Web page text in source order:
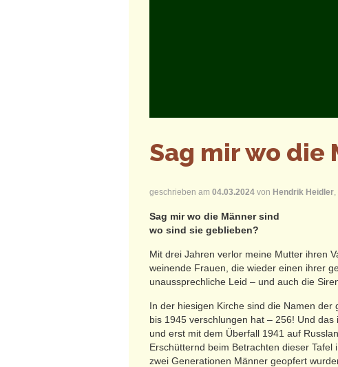
Sag mir wo die
geschrieben am 04.03.2024 von Hendrik Heidler
Sag mir wo die Männer sind
wo sind sie geblieben?
Mit drei Jahren verlor meine Mutter ihren
weinende Frauen, die wieder einen ihrer
unaussprechliche Leid – und auch die
In der hiesigen Kirche sind die Namen
bis 1945 verschlungen hat – 256! Und
und erst mit dem Überfall 1941 auf
Erschütternd beim Betrachten dieser
zwei Generationen Männer geopfert